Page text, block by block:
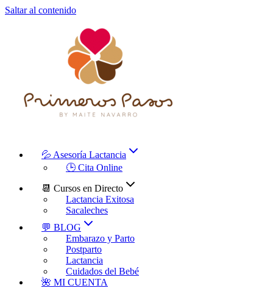
Saltar al contenido
💦 Asesoría Lactancia
🕒 Cita Online
📆 Cursos en Directo
Lactancia Exitosa
Sacaleches
💬 BLOG
Embarazo y Parto
Postparto
Lactancia
Cuidados del Bebé
🌺 MI CUENTA